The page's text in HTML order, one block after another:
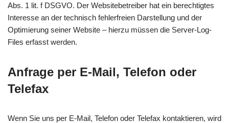
Abs. 1 lit. f DSGVO. Der Websitebetreiber hat ein berechtigtes
Interesse an der technisch fehlerfreien Darstellung und der
Optimierung seiner Website – hierzu müssen die Server-Log-
Files erfasst werden.
Anfrage per E-Mail, Telefon oder
Telefax
Wenn Sie uns per E-Mail, Telefon oder Telefax kontaktieren, wird